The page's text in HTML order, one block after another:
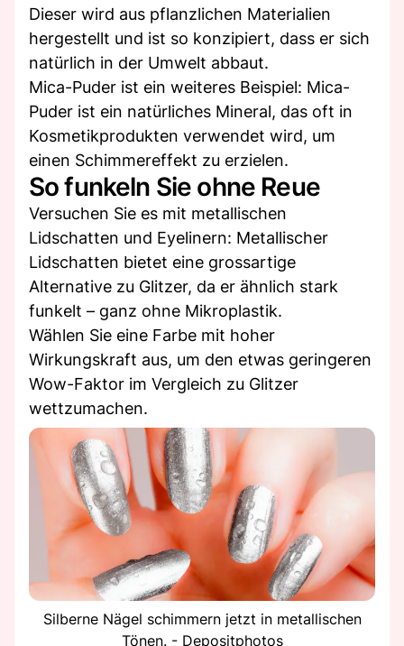
Dieser wird aus pflanzlichen Materialien
hergestellt und ist so konzipiert, dass er sich
natürlich in der Umwelt abbaut.
Mica-Puder ist ein weiteres Beispiel: Mica-
Puder ist ein natürliches Mineral, das oft in
Kosmetikprodukten verwendet wird, um
einen Schimmereffekt zu erzielen.
So funkeln Sie ohne Reue
Versuchen Sie es mit metallischen
Lidschatten und Eyelinern: Metallischer
Lidschatten bietet eine grossartige
Alternative zu Glitzer, da er ähnlich stark
funkelt – ganz ohne Mikroplastik.
Wählen Sie eine Farbe mit hoher
Wirkungskraft aus, um den etwas geringeren
Wow-Faktor im Vergleich zu Glitzer
wettzumachen.
Silberne Nägel schimmern jetzt in metallischen
Tönen. - Depositphotos